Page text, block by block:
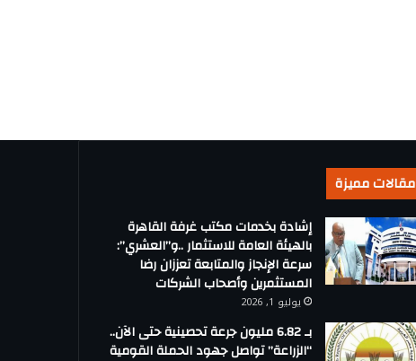
مقالات مميزة
إشادة بخدمات مكتب غرفة القاهرة
بالهيئة العامة للاستثمار ..و”العشري”:
سرعة الإنجاز والمتابعة تعززان رضا
المستثمرين وأصحاب الشركات
يوليو 1, 2026
بـ 6.82 مليون جرعة تحصينية حتى الآن..
“الزراعة” تواصل جهود الحملة القومية